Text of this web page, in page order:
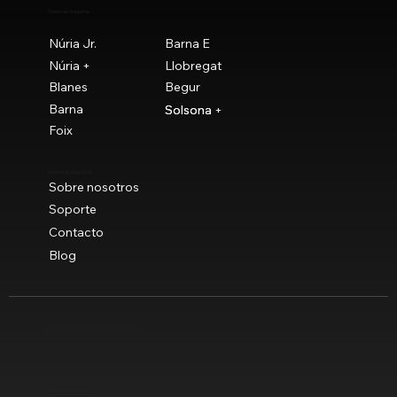
Núria Jr.
Barna E
Núria +
Llobregat
Blanes
Begur
Barna
Solsona
Foix
Solsona +
Sobre nosotros
Soporte
Contacto
Blog